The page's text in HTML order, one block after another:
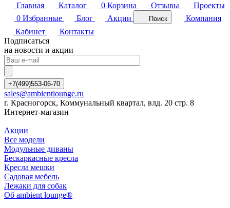
Главная Каталог 0 Корзина Отзывы
Проекты
0 Избранные Блог Акции Поиск
Компания
Кабинет
Контакты
Подписаться
на новости и акции
+7(499)553-06-70
sales@ambientlounge.ru
г. Красногорск, Коммунальный квартал, влд. 20 стр. 8
Интернет-магазин
Акции
Все модели
Модульные диваны
Бескаркасные кресла
Кресла мешки
Садовая мебель
Лежаки для собак
Об ambient lounge®